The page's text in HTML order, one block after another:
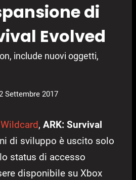
di
Evolved
include nuovi oggetti,
Settembre 2017
, ARK: Survival
di sviluppo è uscito solo
status di accesso
disponibile su Xbox